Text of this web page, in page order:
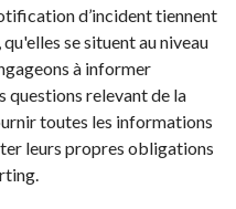
d’incident tiennent
se situent au niveau
à informer
questions relevant de la
toutes les informations
leurs propres obligations